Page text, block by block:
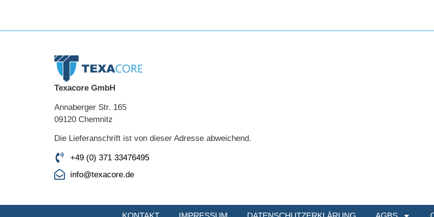
Texacore GmbH
Annaberger Str. 165
09120 Chemnitz
Die Lieferanschrift ist von dieser Adresse abweichend.
+49 (0) 371 33476495
info@texacore.de